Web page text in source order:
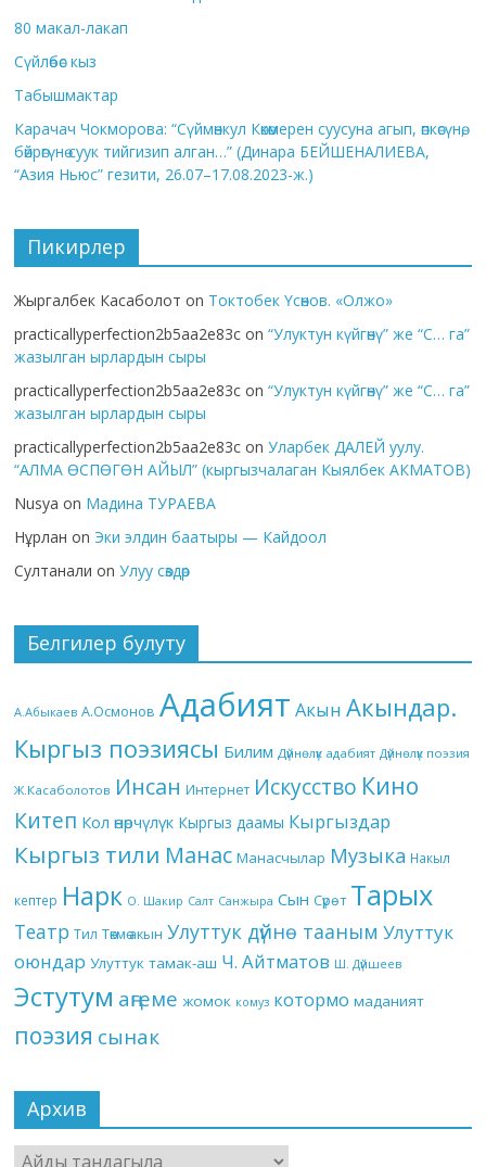
80 макал-лакап
Сүйлөбөс кыз
Табышмактар
Карачач Чокморова: “Сүймөнкул Көкөмерен суусуна агып, өпкөсүнө,
бөйрөгүнө суук тийгизип алган…” (Динара БЕЙШЕНАЛИЕВА,
“Азия Ньюс” гезити, 26.07–17.08.2023-ж.)
Пикирлер
Жыргалбек Касаболот on Токтобек Үсөнов. «Олжо»
practicallyperfection2b5aa2e83c on“Улуктун күйгөнү” же “С… га”
жазылган ырлардын сыры
practicallyperfection2b5aa2e83c on“Улуктун күйгөнү” же “С… га”
жазылган ырлардын сыры
practicallyperfection2b5aa2e83c onУларбек ДАЛЕЙ уулу.
“АЛМА ӨСПӨГӨН АЙЫЛ” (кыргызчалаган Кыялбек АКМАТОВ)
Nusya on Мадина ТУРАЕВА
Нұрлан on Эки элдин баатыры — Кайдоол
Султанали onУлуу сөздөр
Белгилер булуту
А.Абыкаев А.Осмонов Адабият Акын Акындар.
Кыргыз поэзиясы Билим Дүйнөлүк адабият Дүйнөлүк поэзия
Ж.Касаболотов Инсан Интернет Искусство Кино
Китеп Кол өнөрчүлүк Кыргыз даамы Кыргыздар
Кыргыз тили Манас Манасчылар Музыка Накыл
кептер Нарк О. Шакир Салт Санжыра Сын Сүрөт Тарых
Театр Тил Төкмө акын Улуттук дүйнө тааным Улуттук
оюндар Улуттук тамак-аш Ч. Айтматов Ш. Дүйшеев
Эстутум аңгеме жомок комуз котормо маданият
поэзия сынак
Архив
Архив